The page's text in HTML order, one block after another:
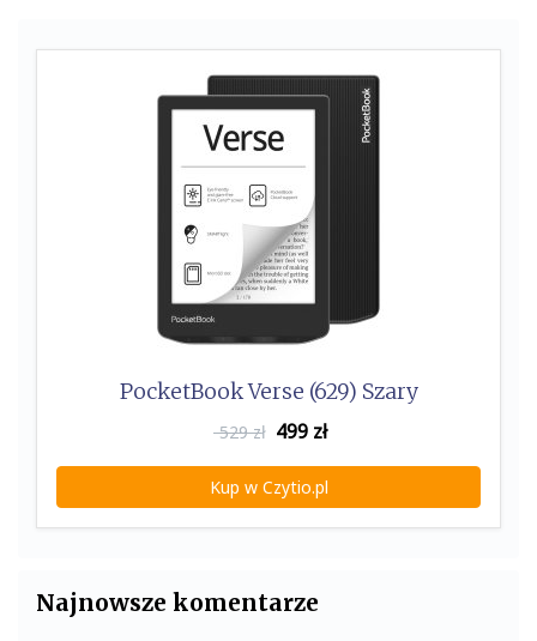
PocketBook Verse (629) Szary
529 zł 499 zł
Kup w Czytio.pl
Najnowsze komentarze